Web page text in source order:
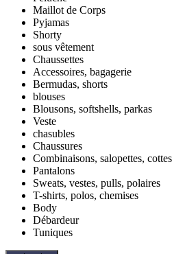
Maillot de Corps
Pyjamas
Shorty
sous vêtement
Chaussettes
Accessoires, bagagerie
Bermudas, shorts
blouses
Blousons, softshells, parkas
Veste
chasubles
Chaussures
Combinaisons, salopettes, cottes
Pantalons
Sweats, vestes, pulls, polaires
T-shirts, polos, chemises
Body
Débardeur
Tuniques